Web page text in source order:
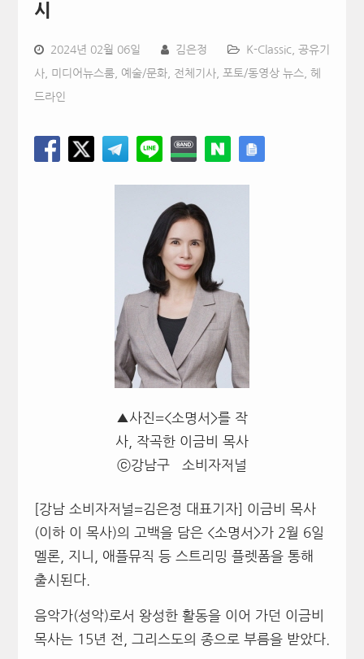
시
2024년 02월 06일 김은정 K-Classic, 공유기
사, 미디어뉴스룸, 예술/문화, 전체기사, 포토/동영상 뉴스, 헤
드라인
▲사진=<소명서>를 작
사, 작곡한 이금비 목사
ⓒ강남구 소비자저널
[강남 소비자저널=김은정 대표기자] 이금비 목사
(이하 이 목사)의 고백을 담은 <소명서>가 2월 6일
멜론, 지니, 애플뮤직 등 스트리밍 플렛폼을 통해
출시된다.
음악가(성악)로서 왕성한 활동을 이어 가던 이금비
목사는 15년 전, 그리스도의 종으로 부름을 받았다.